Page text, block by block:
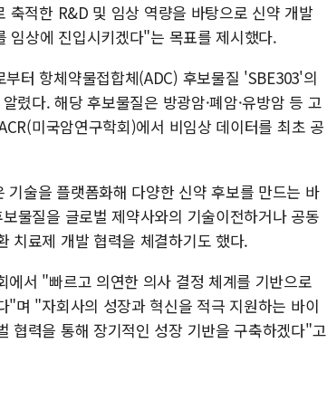
적한 R&D 및 임상 역량을 바탕으로 신약 개발
임상에 진입시키겠다"는 목표를 제시했다.
터 항체약물접합체(ADC) 후보물질 'SBE303'의
렸다. 해당 후보물질은 방광암·폐암·유방암 등 고
미국암연구학회)에서 비임상 데이터를 최초 공
술을 플랫폼화해 다양한 신약 후보를 만드는 바
물질을 글로벌 제약사와의 기술이전하거나 공동
치료제 개발 협력을 체결하기도 했다.
서 "빠르고 의연한 의사 결정 체계를 기반으로
"며 "자회사의 성장과 혁신을 적극 지원하는 바이
협력을 통해 장기적인 성장 기반을 구축하겠다"고